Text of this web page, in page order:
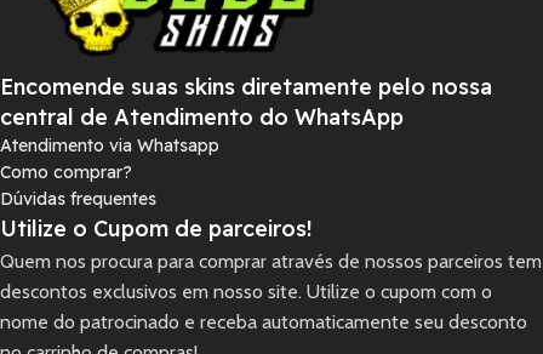
Encomende suas skins diretamente pelo nossa
central de Atendimento do WhatsApp
Atendimento via Whatsapp
Como comprar?
Dúvidas frequentes
Utilize o Cupom de parceiros!
Quem nos procura para comprar através de nossos parceiros tem
descontos exclusivos em nosso site. Utilize o cupom com o
nome do patrocinado e receba automaticamente seu desconto